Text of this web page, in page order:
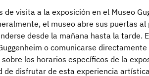
de visita a la exposición en el Museo
el museo abre sus puertas
desde la mañana hasta la tarde.
o comunicarse
los horarios específicos de la
de disfrutar de esta experiencia